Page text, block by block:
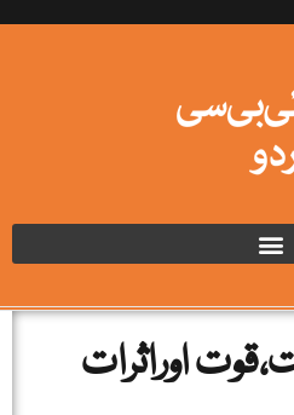
اوراثرات